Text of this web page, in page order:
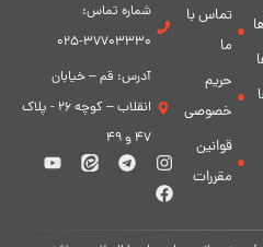
تماس با
ما
حریم
خصوصی
قوانین
مقررات
شماره تماس:
37703330-025
آدرس: قم – خیابان
انقلاب – کوچه 26 - پلاک
47 و 49